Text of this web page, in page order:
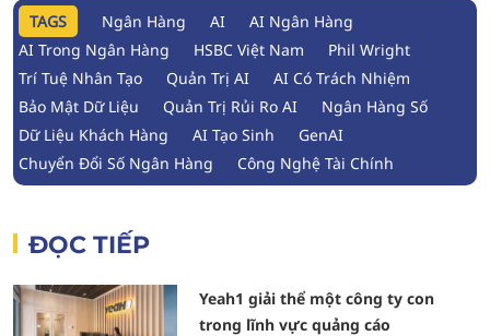
TAGS Ngân Hàng AI
AI Ngân Hàng
AI Trong Ngân Hàng
HSBC Việt Nam
Phil Wright
Trí Tuệ Nhân Tạo
Quản Trị AI
AI Có Trách Nhiệm
Bảo Mật Dữ Liệu
Quản Trị Rủi Ro AI
Ngân Hàng Số
Dữ Liệu Khách Hàng
AI Tạo Sinh
GenAI
Chuyển Đổi Số Ngân Hàng
Công Nghệ Tài Chính
ĐỌC TIẾP
Yeah1 giải thể một công ty con
trong lĩnh vực quảng cáo